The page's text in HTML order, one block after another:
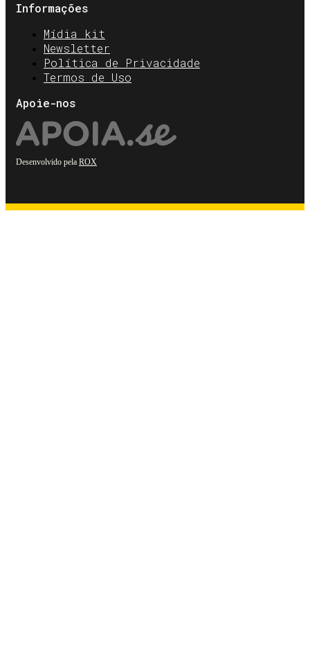
Informações
Mídia kit
Newsletter
Política de Privacidade
Termos de Uso
Apoie-nos
Desenvolvido pela ROX